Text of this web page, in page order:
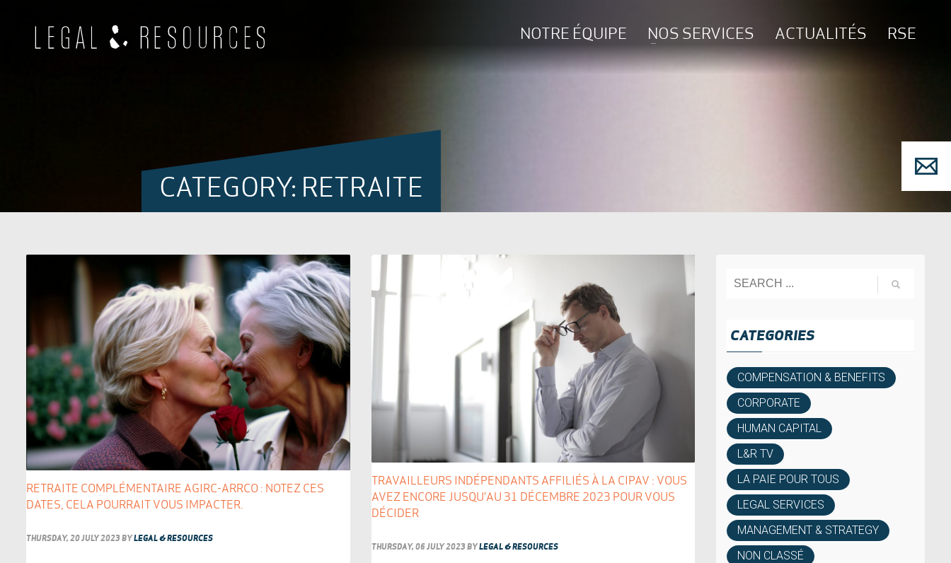
NOTRE ÉQUIPE NOS SERVICES ACTUALITÉS RSE
CATEGORY: RETRAITE
RETRAITE COMPLÉMENTAIRE AGIRC-ARRCO : NOTEZ CES
DATES, CELA POURRAIT VOUS IMPACTER.
THURSDAY, 20 JULY 2023 BY LEGAL & RESOURCES
TRAVAILLEURS INDÉPENDANTS AFFILIÉS À LA CIPAV : VOUS
AVEZ ENCORE JUSQU’AU 31 DÉCEMBRE 2023 POUR VOUS
DÉCIDER
THURSDAY, 06 JULY 2023 BY LEGAL & RESOURCES
CATEGORIES
COMPENSATION & BENEFITS
CORPORATE
HUMAN CAPITAL
L&R TV
LA PAIE POUR TOUS
LEGAL SERVICES
MANAGEMENT & STRATEGY
NON CLASSÉ